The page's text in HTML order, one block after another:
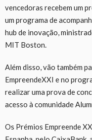
vencedoras recebem um
um programa de
hub de inovação,
MIT Boston.
Além disso, vão também
EmpreendeXXI e no
realizar uma prova de
acesso à comunidade
Os Prémios Empreende